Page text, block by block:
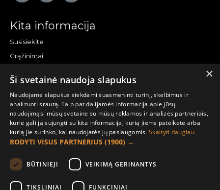
Kita informacija
Susisiekite
Grąžinimai
Pirkėjo paskyra
Mano paskyra
Užsakymai
Naujienlaiškiai
Informacija užsakovui
Apie mus
×
Ši svetainė naudoja slapukus
Naudojame slapukus siekdami suasmeninti turinį, skelbimus ir
analizuoti srautą. Taip pat dalijamės informacija apie jūsų
naudojimąsi mūsų svetaine su mūsų reklamos ir analizės partneriais,
kurie gali ją sujungti su kita informacija, kurią jiems pateikėte arba
kurią jie surinko, kai naudojatės jų paslaugomis.Skaityti daugiau
RODYTI VISUS PARTNERIUS (1900) →
BŪTINIEJI VEIKIMĄ GERINANTYS
TIKSLINIAI FUNKCINIAI